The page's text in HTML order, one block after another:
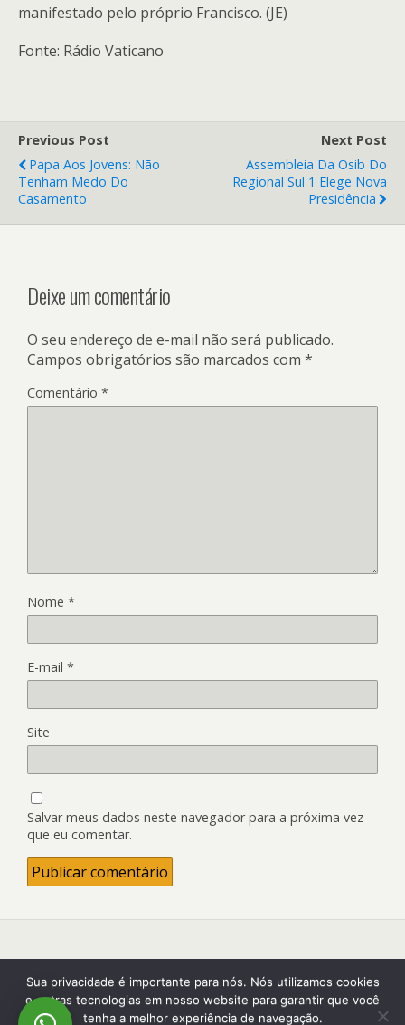
manifestado pelo próprio Francisco. (JE)
Fonte: Rádio Vaticano
Previous Post
Papa Aos Jovens: Não
Tenham Medo Do
Casamento
Next Post
Assembleia Da Osib Do
Regional Sul 1 Elege Nova
Presidência
Deixe um comentário
O seu endereço de e-mail não será publicado.
Campos obrigatórios são marcados com *
Comentário *
Nome *
E-mail *
Site
Salvar meus dados neste navegador para a próxima vez
que eu comentar.
Back to top
Mobile Desktop
Sua privacidade é importante para nós. Nós utilizamos cookies
e outras tecnologias em nosso website para garantir que você
tenha a melhor experiência de navegação.